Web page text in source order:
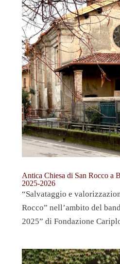
Antica Chiesa di San Rocco a
2025-2026
“Salvataggio e
Rocco” nell’ambito del
2025” di Fondazione